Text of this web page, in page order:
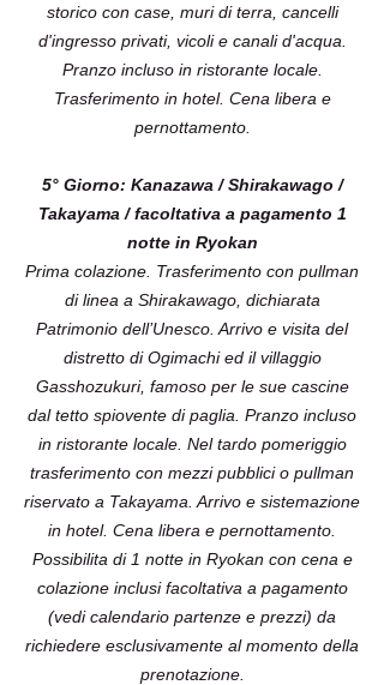
storico con case, muri di terra, cancelli
d'ingresso privati, vicoli e canali d'acqua.
Pranzo incluso in ristorante locale.
Trasferimento in hotel. Cena libera e
pernottamento.
5° Giorno: Kanazawa / Shirakawago /
Takayama / facoltativa a pagamento 1
notte in Ryokan
Prima colazione. Trasferimento con pullman
di linea a Shirakawago, dichiarata
Patrimonio dell’Unesco. Arrivo e visita del
distretto di Ogimachi ed il villaggio
Gasshozukuri, famoso per le sue cascine
dal tetto spiovente di paglia. Pranzo incluso
in ristorante locale. Nel tardo pomeriggio
trasferimento con mezzi pubblici o pullman
riservato a Takayama. Arrivo e sistemazione
in hotel. Cena libera e pernottamento.
Possibilita di 1 notte in Ryokan con cena e
colazione inclusi facoltativa a pagamento
(vedi calendario partenze e prezzi) da
richiedere esclusivamente al momento della
prenotazione.